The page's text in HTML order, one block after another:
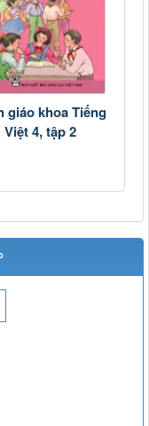
giáo khoa Tiếng
Việt 4, tập 2